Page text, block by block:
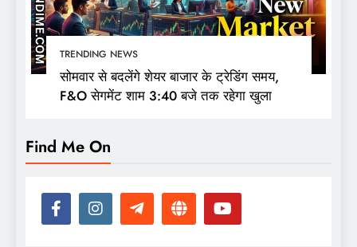
TRENDING NEWS
सोमवार से बदलेंगे शेयर बाजार के ट्रेडिंग समय,
F&O सेगमेंट शाम 3:40 बजे तक रहेगा खुला
Find Me On